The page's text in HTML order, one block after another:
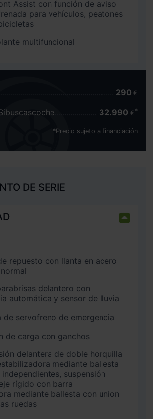
Assist con función de aviso
para vehículos, peatones
multifuncional
290 €
32.990 €
*Precio sujeto a financiación
DE SERIE
automática y sensor de lluvia
de servofreno de emergencia
de carga con ganchos
mediante ballesta
suspensión
rígido con barra
mediante ballesta con union
ruedas